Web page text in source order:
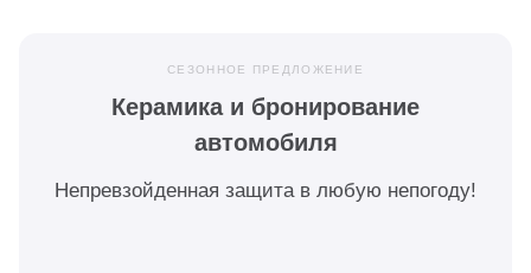
СЕЗОННОЕ ПРЕДЛОЖЕНИЕ
Керамика и бронирование
автомобиля
Непревзойденная защита в любую непогоду!